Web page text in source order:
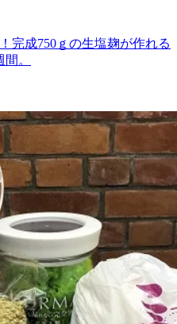
完成750ｇの生塩麹が作れる
。